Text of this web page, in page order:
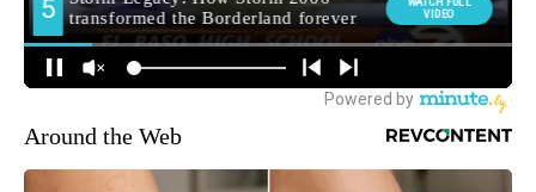
Around the Web